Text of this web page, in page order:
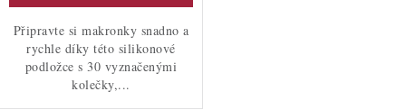
Připravte si makronky snadno a
rychle díky této silikonové
podložce s 30 vyznačenými
kolečky,...